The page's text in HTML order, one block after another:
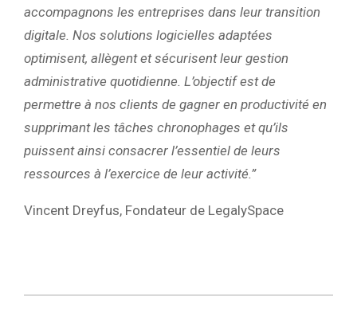
accompagnons les entreprises dans leur transition
digitale. Nos solutions logicielles adaptées
optimisent, allègent et sécurisent leur gestion
administrative quotidienne. L’objectif est de
permettre à nos clients de gagner en productivité en
supprimant les tâches chronophages et qu’ils
puissent ainsi consacrer l’essentiel de leurs
ressources à l’exercice de leur activité.”
Vincent Dreyfus, Fondateur de LegalySpace